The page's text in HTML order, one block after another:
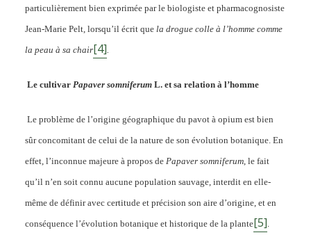
particulièrement bien exprimée par le biologiste et pharmacognosiste
Jean-Marie Pelt, lorsqu’il écrit que la drogue colle à l’homme comme
la peau à sa chair[4].
Le cultivar Papaver somniferum L. et sa relation à l’homme
Le problème de l’origine géographique du pavot à opium est bien
sûr concomitant de celui de la nature de son évolution botanique. En
effet, l’inconnue majeure à propos de Papaver somniferum, le fait
qu’il n’en soit connu aucune population sauvage, interdit en elle-
même de définir avec certitude et précision son aire d’origine, et en
conséquence l’évolution botanique et historique de la plante[5].